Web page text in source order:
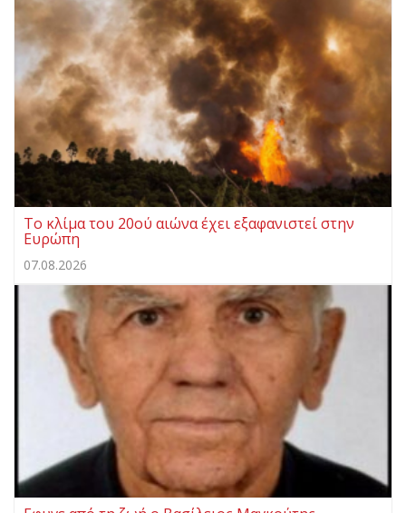
Το κλίμα του 20ού αιώνα έχει εξαφανιστεί στην
Ευρώπη
07.08.2026